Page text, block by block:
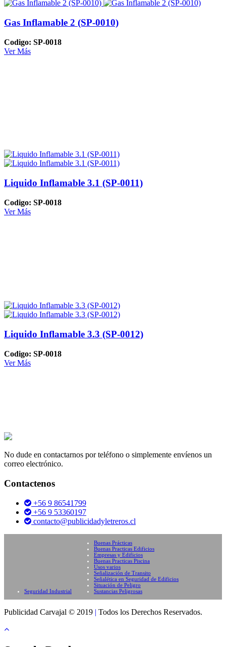
Gas Inflamable 2 (SP-0010)
Codigo: SP-0018
Ver Más
Liquido Inflamable 3.1 (SP-0011)
Codigo: SP-0018
Ver Más
Liquido Inflamable 3.3 (SP-0012)
Codigo: SP-0018
Ver Más
No dude en contactarnos por teléfono o simplemente envíenos un
correo electrónico.
Contactenos
+56 9 86541799
+56 9 53360197
contacto@publicidadyletreros.cl
Seguridad Industrial
Buenas Prácticas
Buenas Practicas Edificios
Empresas y Edificios
Buenas Practicas Piscina
Usos varios
Señalización de Transito
Señalética en Seguridad de Edificios
Situación de Peligro
Sustancias Peligrosas
Publicidad Carvajal © 2019 | Todos los Derechos Reservados.